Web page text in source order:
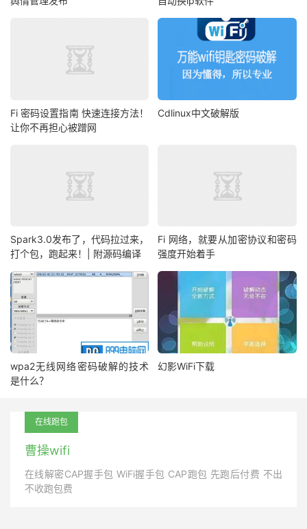
Fi 密码设置指南 快速连接方法！
让你不再担心被蹭网
Cdlinux中文破解版
Spark3.0发布了，代码拉过来，
打个包，跑起来！| 附源码编译
Fi 网络，就要从加密协议和密码
强度开始着手
wpa2无线网络密码破解的技术
是什么？
幻影WiFi下载
在线跑包
曹操wifi
在线解密CAP握手包 WiFi握手包 CAP跑包 先跑后付费 不出
不收跑包费